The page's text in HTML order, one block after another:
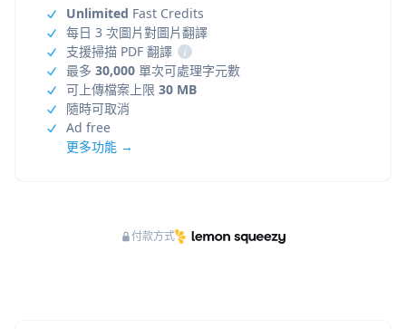
Unlimited Fast Credits
每日 3 次圖片對圖片翻譯
支援掃描 PDF 翻譯
i
最多 30,000 單次可處理字元數
可上傳檔案上限 30 MB
隨時可取消
Ad free
更多功能 →
付款方式